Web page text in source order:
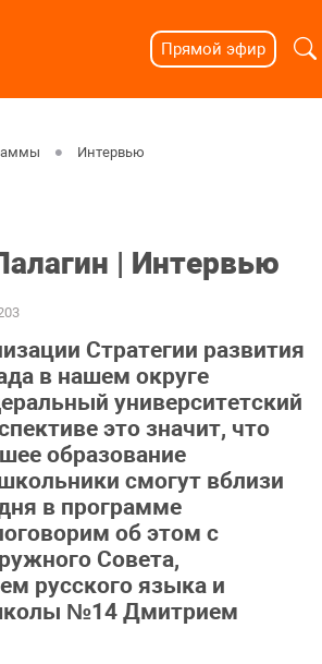
Прямой эфир
Интервью
| Интервью
Стратегии развития
в нашем округе
университетский
это значит, что
образование
смогут вблизи
в программе
об этом с
Совета,
русского языка и
№14 Дмитрием